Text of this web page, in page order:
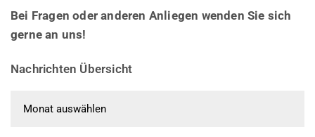
Bei Fragen oder anderen Anliegen wenden Sie sich
gerne an uns!
Nachrichten Übersicht